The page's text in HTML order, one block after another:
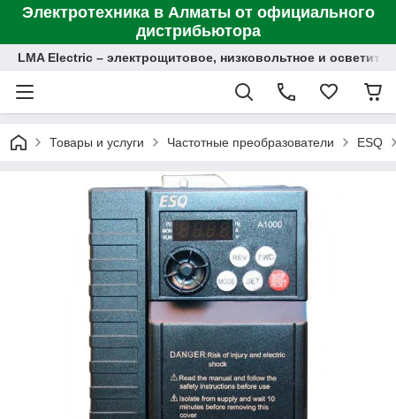
Электротехника в Алматы от официального
дистрибьютора
LMA Electric – электрощитовое, низковольтное и
Товары и услуги Частотные преобразователи ESQ